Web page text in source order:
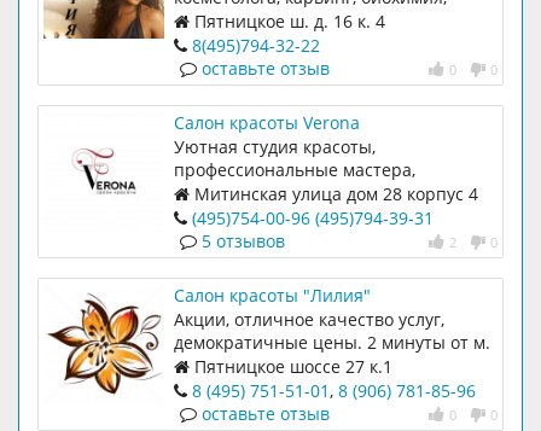
ламинирование
Пятницкое ш. д. 16 к. 4
8(495)794-32-22
0 0
оставьте отзыв
Салон красоты Verona
Уютная студия красоты,
профессиональные мастера,
атмосфера спокойствия. Каждому
посетителю предлагают чашечку
ароматного кофе или чая. Во
Митинская улица дом 28 корпус 4
(495)754-00-96 (495)794-39-31
2 0
5 отзывов
Салон красоты "Лилия"
Акции, отличное качество услуг,
демократичные цены. 2 минуты от м.
Митино
Пятницкое шоссе 27 к.1
8 (495) 751-51-01 , 8 (906) 781-85-96
0 0
оставьте отзыв